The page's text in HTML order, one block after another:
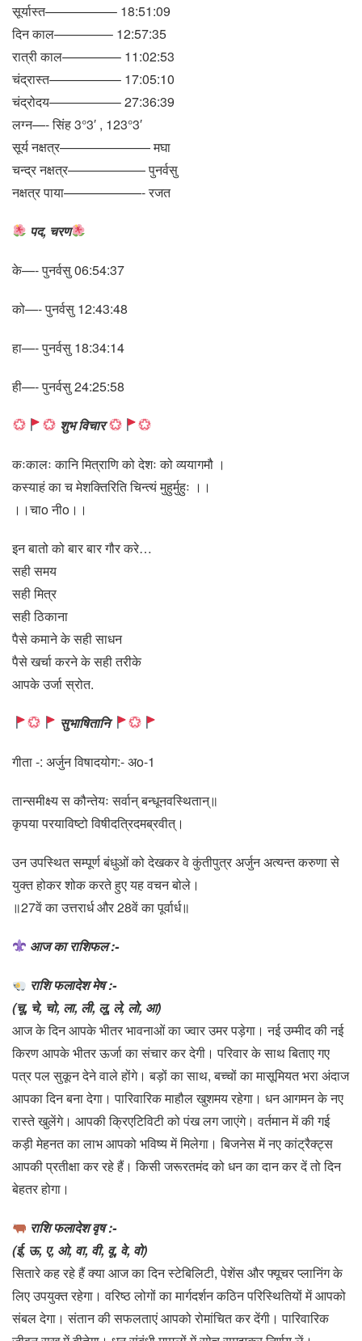
सूर्यास्त—————– 18:51:09
दिन काल————– 12:57:35
रात्री काल————– 11:02:53
चंद्रास्त—————– 17:05:10
चंद्रोदय—————– 27:36:39
लग्न—- सिंह 3°3′ , 123°3′
सूर्य नक्षत्र——————— मघा
चन्द्र नक्षत्र—————— पुनर्वसु
नक्षत्र पाया——————- रजत
पद, चरण
के—- पुनर्वसु 06:54:37
को—- पुनर्वसु 12:43:48
हा—- पुनर्वसु 18:34:14
ही—- पुनर्वसु 24:25:58
शुभ विचार
कःकालः कानि मित्राणि को देशः को व्ययागमौ ।
कस्याहं का च मेशक्तिरिति चिन्त्यं मुहुर्मुहुः ।।
।।चाo नीo।।
इन बातो को बार बार गौर करे…
सही समय
सही मित्र
सही ठिकाना
पैसे कमाने के सही साधन
पैसे खर्चा करने के सही तरीके
आपके उर्जा स्रोत.
सुभाषितानि
गीता -: अर्जुन विषादयोग:- अo-1
तान्समीक्ष्य स कौन्तेयः सर्वान्‌ बन्धूनवस्थितान्‌॥
कृपया परयाविष्टो विषीदत्रिदमब्रवीत्‌।
उन उपस्थित सम्पूर्ण बंधुओं को देखकर वे कुंतीपुत्र अर्जुन अत्यन्त करुणा से
युक्त होकर शोक करते हुए यह वचन बोले।
॥27वें का उत्तरार्ध और 28वें का पूर्वार्ध॥
आज का राशिफल :-
राशि फलादेश मेष :-
(चू, चे, चो, ला, ली, लू, ले, लो, आ)
आज के दिन आपके भीतर भावनाओं का ज्वार उमर पड़ेगा। नई उम्मीद की नई
किरण आपके भीतर ऊर्जा का संचार कर देगी। परिवार के साथ बिताए गए
पत्र पल सुकून देने वाले होंगे। बड़ों का साथ, बच्चों का मासूमियत भरा अंदाज
आपका दिन बना देगा। पारिवारिक माहौल खुशमय रहेगा। धन आगमन के नए
रास्ते खुलेंगे। आपकी क्रिएटिविटी को पंख लग जाएंगे। वर्तमान में की गई
कड़ी मेहनत का लाभ आपको भविष्य में मिलेगा। बिजनेस में नए कांट्रैक्ट्स
आपकी प्रतीक्षा कर रहे हैं। किसी जरूरतमंद को धन का दान कर दें तो दिन
बेहतर होगा।
राशि फलादेश वृष :-
(ई, ऊ, ए, ओ, वा, वी, वू, वे, वो)
सितारे कह रहे हैं क्या आज का दिन स्टेबिलिटी, पेशेंस और फ्यूचर प्लानिंग के
लिए उपयुक्त रहेगा। वरिष्ठ लोगों का मार्गदर्शन कठिन परिस्थितियों में आपको
संबल देगा। संतान की सफलताएं आपको रोमांचित कर देंगी। पारिवारिक